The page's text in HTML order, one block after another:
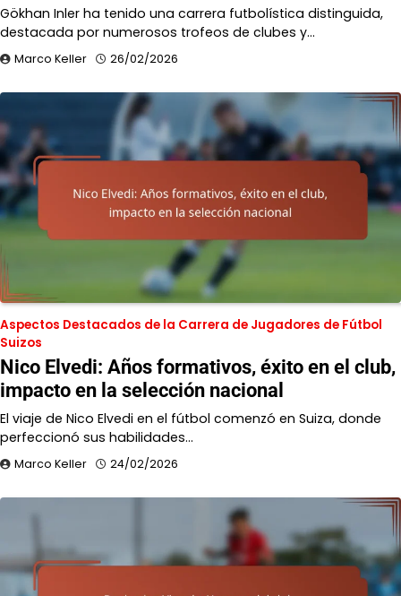
Gökhan Inler ha tenido una carrera futbolística distinguida,
destacada por numerosos trofeos de clubes y…
Marco Keller 26/02/2026
Aspectos Destacados de la Carrera de Jugadores de Fútbol
Suizos
Nico Elvedi: Años formativos, éxito en el club,
impacto en la selección nacional
El viaje de Nico Elvedi en el fútbol comenzó en Suiza, donde
perfeccionó sus habilidades…
Marco Keller 24/02/2026